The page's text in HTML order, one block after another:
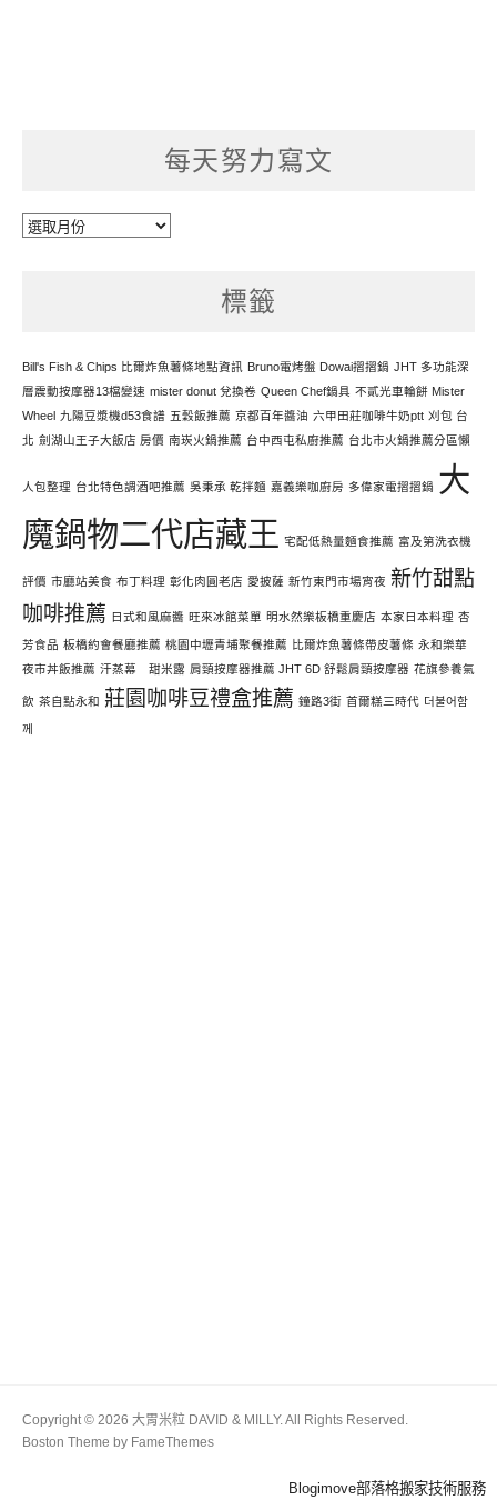
每天努力寫文
每
標籤
Bill's Fish & Chips 比爾炸魚薯條地點資訊 Bruno電烤盤 Dowai摺摺鍋 JHT 多功能深
層震動按摩器13檔變速 mister donut 兌換卷 Queen Chef鍋具 不貳光車輪餅 Mister
Wheel 九陽豆漿機d53食譜 五穀飯推薦 京都百年醬油 六甲田莊咖啡牛奶ptt 刈包 台
北 劍湖山王子大飯店 房價 南崁火鍋推薦 台中西屯私廚推薦 台北市火鍋推薦分區懶
人包整理 台北特色調酒吧推薦 吳秉承 乾拌麵 嘉義樂咖廚房 多偉家電摺摺鍋 大
魔鍋物二代店藏王 宅配低熱量麵食推薦 富及第洗衣機
評價 市廳站美食 布丁料理 彰化肉圓老店 愛披薩 新竹東門市場宵夜 新竹甜點
咖啡推薦 日式和風麻醬 旺來冰館菜單 明水然樂板橋重慶店 本家日本料理 杏
芳食品 板橋約會餐廳推薦 桃園中壢青埔聚餐推薦 比爾炸魚薯條帶皮薯條 永和樂華
夜市丼飯推薦 汗蒸幕 甜米露 肩頸按摩器推薦 JHT 6D 舒鬆肩頸按摩器 花旗參養氣
飲 茶自點永和 莊園咖啡豆禮盒推薦 鐘路3街 首爾糕三時代 더불어함
께
Copyright © 2026 大胃米粒 DAVID & MILLY. All Rights Reserved.
Boston Theme by FameThemes
Blogimove部落格搬家技術服務